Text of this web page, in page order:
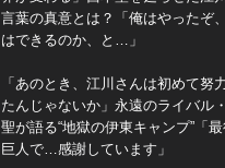
言葉の真意とは？「俺はやったぞ
はできるのか、と…」
「あのとき、江川さんは初めて努
たんじゃないか」永遠のライバル
聖が語る“地獄の伊東キャンプ”「最
巨人で…感謝しています」